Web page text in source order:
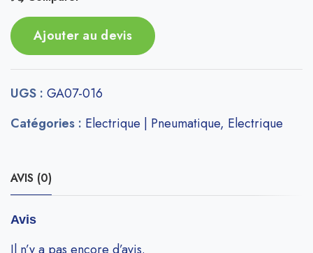
Ajouter au devis
UGS : GA07-016
Catégories : Electrique | Pneumatique, Electrique
AVIS (0)
Avis